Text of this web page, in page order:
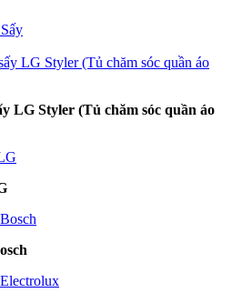
LG Styler (Tủ chăm sóc quần áo